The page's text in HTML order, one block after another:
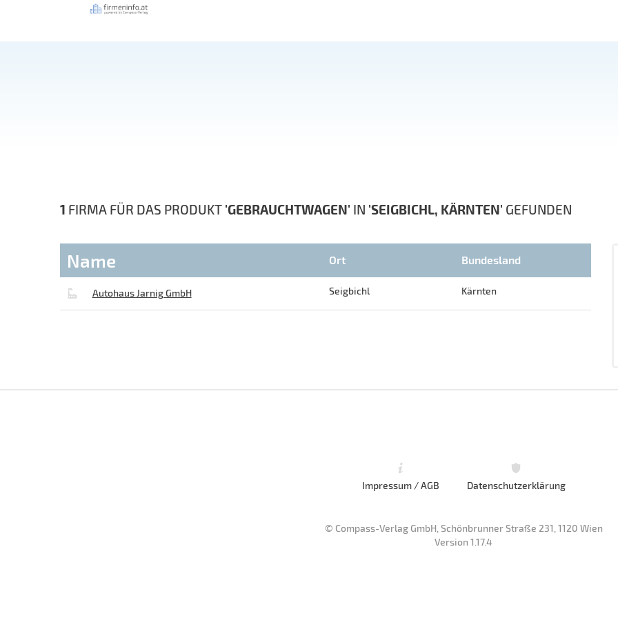
1 FIRMA FÜR DAS PRODUKT 'GEBRAUCHTWAGEN' IN 'SEIGBICHL, KÄRNTEN' GEFUNDEN
Name Ort Bundesland
Autohaus Jarnig GmbH Seigbichl Kärnten
Impressum / AGB Datenschutzerklärung
© Compass-Verlag GmbH, Schönbrunner Straße 231, 1120 Wien
Version 1.17.4